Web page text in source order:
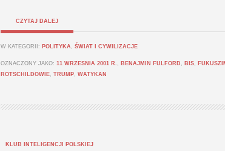
CZYTAJ DALEJ
W KATEGORII: POLITYKA , ŚWIAT I CYWILIZACJE
OZNACZONY JAKO: 11 WRZESNIA 2001 R. , BENAJMIN FULFORD , BIS,
ROTSCHILDOWIE, TRUMP, WATYKAN
KLUB INTELIGENCJI POLSKIEJ